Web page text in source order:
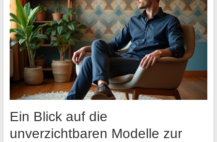
Ein Blick auf die
unverzichtbaren Modelle zur